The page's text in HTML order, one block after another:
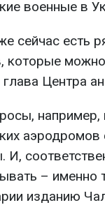
военные в
сейчас есть
которые
глава Центра
например,
аэродромов
И,
– именно
изданию